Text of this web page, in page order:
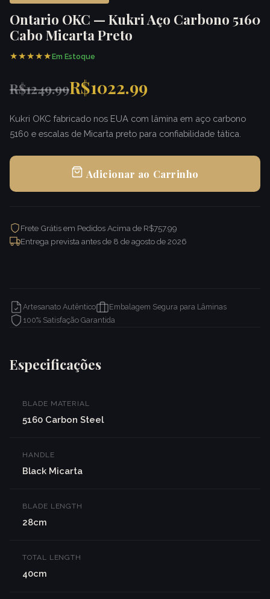
Ontario OKC — Kukri Aço Carbono 5160
Cabo Micarta Preto
★★★★★Em Estoque
R$1249.99R$1022.99
Kukri OKC fabricado nos EUA com lâmina em aço carbono
5160 e escalas de Micarta preto para confiabilidade tática.
Adicionar ao Carrinho
Frete Grátis em Pedidos Acima de R$757.99
Entrega prevista antes de 8 de agosto de 2026
Artesanato Autêntico
Embalagem Segura para Lâminas
100% Satisfação Garantida
Especificações
BLADE MATERIAL
5160 Carbon Steel
HANDLE
Black Micarta
BLADE LENGTH
28cm
TOTAL LENGTH
40cm